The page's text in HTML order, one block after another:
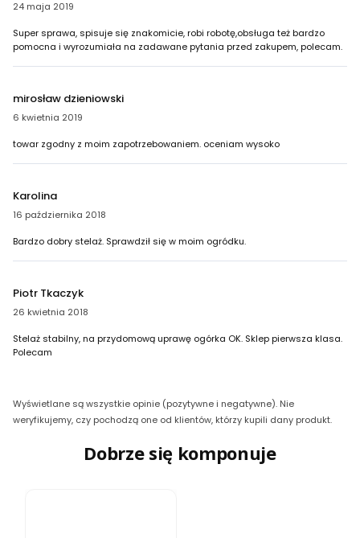
24 maja 2019
Super sprawa, spisuje się znakomicie, robi robotę,obsługa też bardzo
pomocna i wyrozumiała na zadawane pytania przed zakupem, polecam.
mirosław dzieniowski
6 kwietnia 2019
towar zgodny z moim zapotrzebowaniem. oceniam wysoko
Karolina
16 października 2018
Bardzo dobry stelaż. Sprawdził się w moim ogródku.
Piotr Tkaczyk
26 kwietnia 2018
Stelaż stabilny, na przydomową uprawę ogórka OK. Sklep pierwsza klasa.
Polecam
Wyświetlane są wszystkie opinie (pozytywne i negatywne). Nie
weryfikujemy, czy pochodzą one od klientów, którzy kupili dany produkt.
Dobrze się komponuje